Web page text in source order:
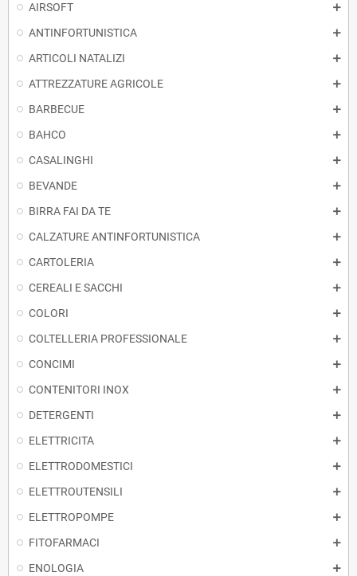
AIRSOFT
ANTINFORTUNISTICA
ARTICOLI NATALIZI
ATTREZZATURE AGRICOLE
BARBECUE
BAHCO
CASALINGHI
BEVANDE
BIRRA FAI DA TE
CALZATURE ANTINFORTUNISTICA
CARTOLERIA
CEREALI E SACCHI
COLORI
COLTELLERIA PROFESSIONALE
CONCIMI
CONTENITORI INOX
DETERGENTI
ELETTRICITA
ELETTRODOMESTICI
ELETTROUTENSILI
ELETTROPOMPE
FITOFARMACI
ENOLOGIA